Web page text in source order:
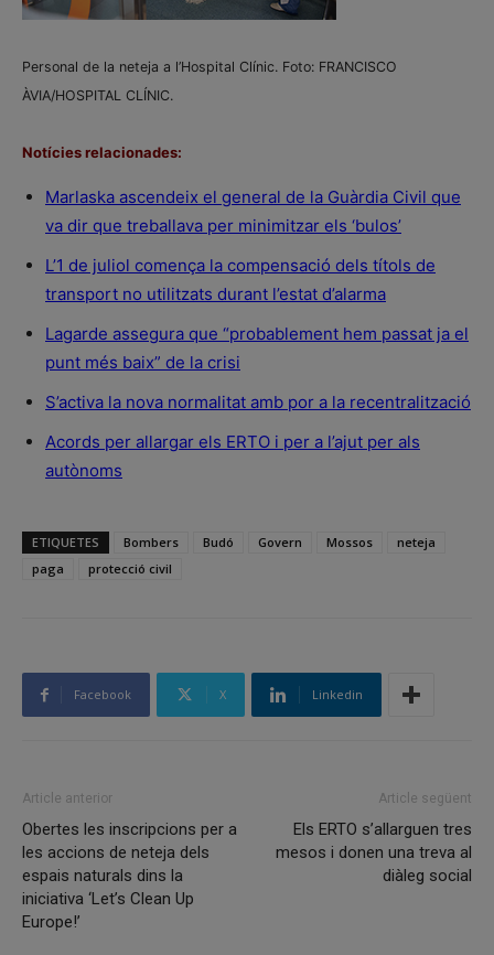
Personal de la neteja a l’Hospital Clínic. Foto: FRANCISCO
ÀVIA/HOSPITAL CLÍNIC.
Notícies relacionades:
Marlaska ascendeix el general de la Guàrdia Civil que
va dir que treballava per minimitzar els ‘bulos’
L’1 de juliol comença la compensació dels títols de
transport no utilitzats durant l’estat d’alarma
Lagarde assegura que “probablement hem passat ja el
punt més baix” de la crisi
S’activa la nova normalitat amb por a la recentralització
Acords per allargar els ERTO i per a l’ajut per als
autònoms
ETIQUETES Bombers Budó Govern Mossos
neteja
paga
protecció civil
Facebook X Linkedin
Article anterior
Obertes les inscripcions per a
les accions de neteja dels
espais naturals dins la
iniciativa ‘Let’s Clean Up
Europe!’
Article següent
Els ERTO s’allarguen tres
mesos i donen una treva al
diàleg social